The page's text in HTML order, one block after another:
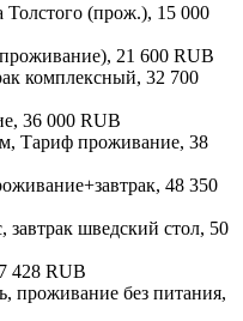
Толстого (прож.), 15 000
21 600 RUB
комплексный, 32 700
36 000 RUB
Тариф проживание, 38
48 350
шведский стол, 50
428 RUB
проживание без питания,